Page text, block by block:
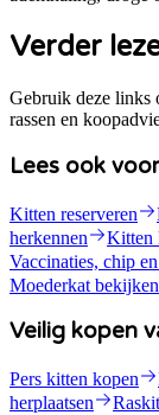
Verder
Gebruik deze links
rassen en
Lees ook
Kitten reserveren
herkennen
Kitten
Vaccinaties, chip
Moederkat bekijken
Veilig kopen
Pers kitten kopen
herplaatsen